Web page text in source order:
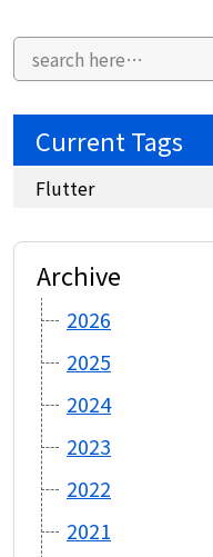
Current Tags
Flutter
Archive
2026
2025
2024
2023
2022
2021